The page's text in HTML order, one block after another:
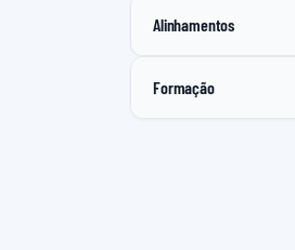
Alinhamentos
Formação